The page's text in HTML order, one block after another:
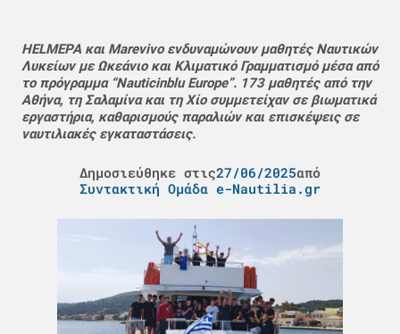
HELMEPA και Marevivo ενδυναμώνουν μαθητές Ναυτικών
Λυκείων με Ωκεάνιο και Κλιματικό Γραμματισμό μέσα από
το πρόγραμμα “Nauticinblu Europe”. 173 μαθητές από την
Αθήνα, τη Σαλαμίνα και τη Χίο συμμετείχαν σε βιωματικά
εργαστήρια, καθαρισμούς παραλιών και επισκέψεις σε
ναυτιλιακές εγκαταστάσεις.
Δημοσιεύθηκε στις27/06/2025από
Συντακτική Ομάδα e-Nautilia.gr